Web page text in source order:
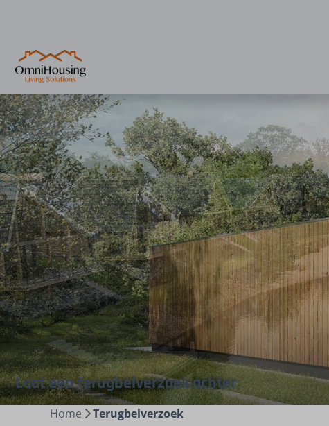
Laat een terugbelverzoek achter
Home Terugbelverzoek